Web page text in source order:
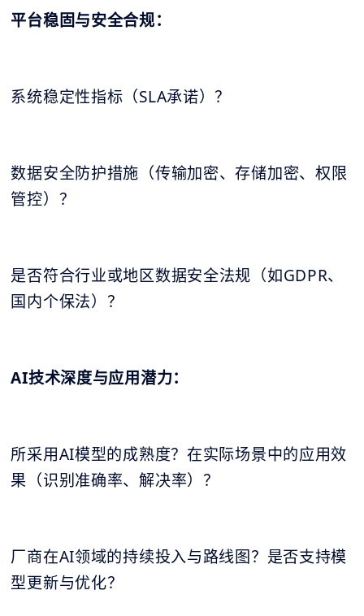
平台稳固与安全合规：
系统稳定性指标（SLA承诺）？
数据安全防护措施（传输加密、存储加密、权限
管控）？
是否符合行业或地区数据安全法规（如GDPR、
国内个保法）？
AI技术深度与应用潜力：
所采用AI模型的成熟度？在实际场景中的应用效
果（识别准确率、解决率）？
厂商在AI领域的持续投入与路线图？是否支持模
型更新与优化？